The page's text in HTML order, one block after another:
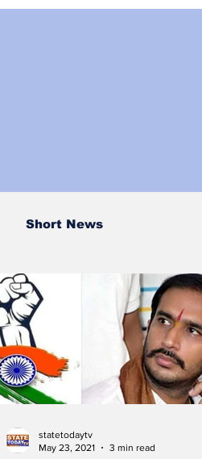
Short News
statetodaytv
May 23, 2021
3 min read